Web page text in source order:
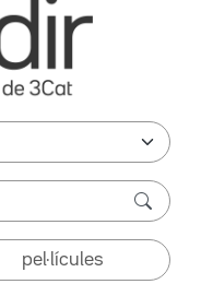
pel·lícules